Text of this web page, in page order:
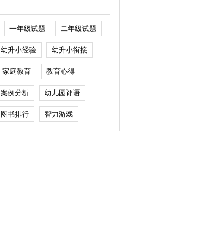
一年级试题 二年级试题
幼升小经验 幼升小衔接
家庭教育 教育心得
案例分析 幼儿园评语
图书排行 智力游戏